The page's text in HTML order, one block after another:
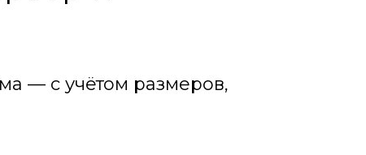
— с учётом размеров,